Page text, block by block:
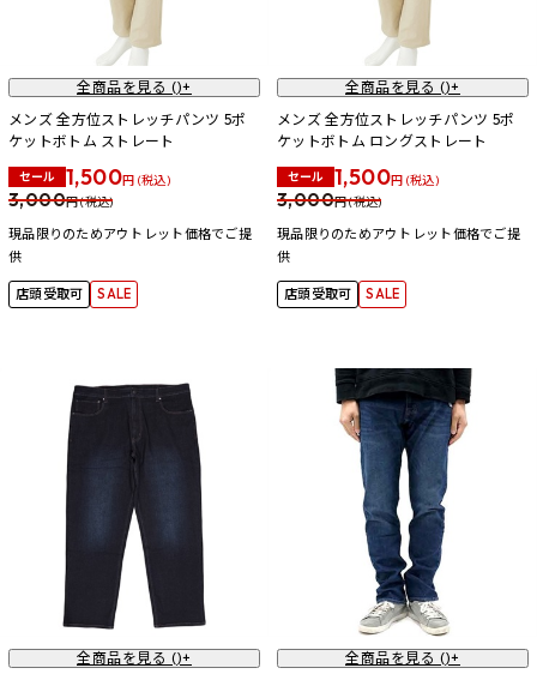
全商品を見る ()+
メンズ 全方位ストレッチパンツ 5ポ
ケットボトム ストレート
セール 1,500円 (税込)
3,000円 (税込)
現品限りのためアウトレット価格でご提
供
店頭受取可 SALE
全商品を見る ()+
メンズ 全方位ストレッチパンツ 5ポ
ケットボトム ロングストレート
セール 1,500円 (税込)
3,000円 (税込)
現品限りのためアウトレット価格でご提
供
店頭受取可 SALE
全商品を見る ()+
全商品を見る ()+